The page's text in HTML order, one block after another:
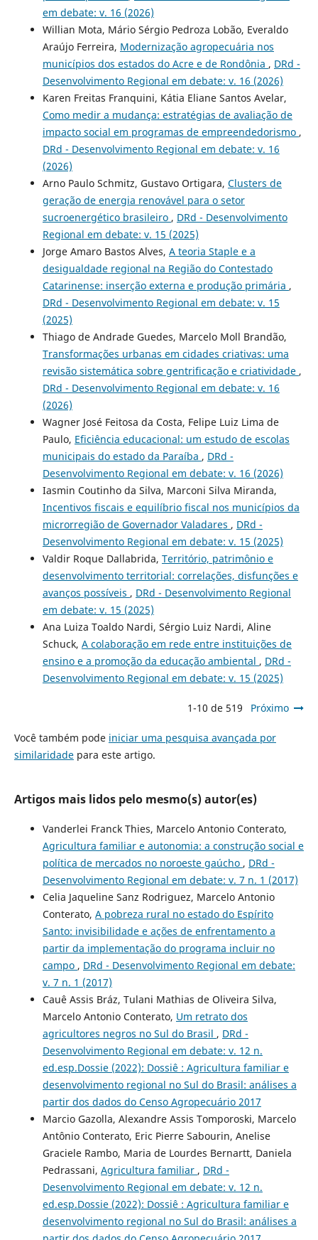
em debate: v. 16 (2026)
Willian Mota, Mário Sérgio Pedroza Lobão, Everaldo
Araújo Ferreira, Modernização agropecuária nos
municípios dos estados do Acre e de Rondônia , DRd -
Desenvolvimento Regional em debate: v. 16 (2026)
Karen Freitas Franquini, Kátia Eliane Santos Avelar,
Como medir a mudança: estratégias de avaliação de
impacto social em programas de empreendedorismo ,
DRd - Desenvolvimento Regional em debate: v. 16
(2026)
Arno Paulo Schmitz, Gustavo Ortigara, Clusters de
geração de energia renovável para o setor
sucroenergético brasileiro , DRd - Desenvolvimento
Regional em debate: v. 15 (2025)
Jorge Amaro Bastos Alves, A teoria Staple e a
desigualdade regional na Região do Contestado
Catarinense: inserção externa e produção primária ,
DRd - Desenvolvimento Regional em debate: v. 15
(2025)
Thiago de Andrade Guedes, Marcelo Moll Brandão,
Transformações urbanas em cidades criativas: uma
revisão sistemática sobre gentrificação e criatividade ,
DRd - Desenvolvimento Regional em debate: v. 16
(2026)
Wagner José Feitosa da Costa, Felipe Luiz Lima de
Paulo, Eficiência educacional: um estudo de escolas
municipais do estado da Paraíba , DRd -
Desenvolvimento Regional em debate: v. 16 (2026)
Iasmin Coutinho da Silva, Marconi Silva Miranda,
Incentivos fiscais e equilíbrio fiscal nos municípios da
microrregião de Governador Valadares , DRd -
Desenvolvimento Regional em debate: v. 15 (2025)
Valdir Roque Dallabrida, Território, patrimônio e
desenvolvimento territorial: correlações, disfunções e
avanços possíveis , DRd - Desenvolvimento Regional
em debate: v. 15 (2025)
Ana Luiza Toaldo Nardi, Sérgio Luiz Nardi, Aline
Schuck, A colaboração em rede entre instituições de
ensino e a promoção da educação ambiental , DRd -
Desenvolvimento Regional em debate: v. 15 (2025)
1-10 de 519 Próximo
Você também pode iniciar uma pesquisa avançada por
similaridadepara este artigo.
Artigos mais lidos pelo mesmo(s) autor(es)
Vanderlei Franck Thies, Marcelo Antonio Conterato,
Agricultura familiar e autonomia: a construção social e
política de mercados no noroeste gaúcho , DRd -
Desenvolvimento Regional em debate: v. 7 n. 1 (2017)
Celia Jaqueline Sanz Rodriguez, Marcelo Antonio
Conterato, A pobreza rural no estado do Espírito
Santo: invisibilidade e ações de enfrentamento a
partir da implementação do programa incluir no
campo , DRd - Desenvolvimento Regional em debate:
v. 7 n. 1 (2017)
Cauê Assis Bráz, Tulani Mathias de Oliveira Silva,
Marcelo Antonio Conterato, Um retrato dos
agricultores negros no Sul do Brasil , DRd -
Desenvolvimento Regional em debate: v. 12 n.
ed.esp.Dossie (2022): Dossiê : Agricultura familiar e
desenvolvimento regional no Sul do Brasil: análises a
partir dos dados do Censo Agropecuário 2017
Marcio Gazolla, Alexandre Assis Tomporoski, Marcelo
Antônio Conterato, Eric Pierre Sabourin, Anelise
Graciele Rambo, Maria de Lourdes Bernartt, Daniela
Pedrassani, Agricultura familiar , DRd -
Desenvolvimento Regional em debate: v. 12 n.
ed.esp.Dossie (2022): Dossiê : Agricultura familiar e
desenvolvimento regional no Sul do Brasil: análises a